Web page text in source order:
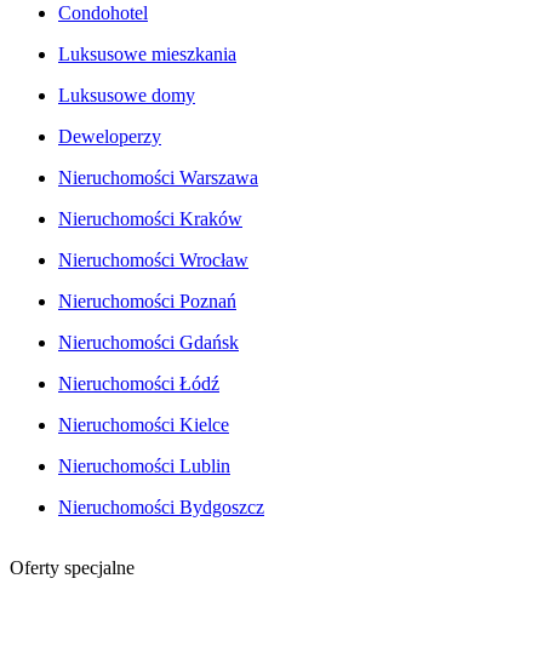
Condohotel
Luksusowe mieszkania
Luksusowe domy
Deweloperzy
Nieruchomości Warszawa
Nieruchomości Kraków
Nieruchomości Wrocław
Nieruchomości Poznań
Nieruchomości Gdańsk
Nieruchomości Łódź
Nieruchomości Kielce
Nieruchomości Lublin
Nieruchomości Bydgoszcz
Oferty specjalne